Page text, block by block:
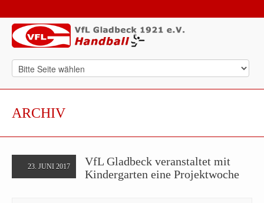
ARCHIV
23. JUNI 2017
VfL Gladbeck veranstaltet mit
Kindergarten eine Projektwoche